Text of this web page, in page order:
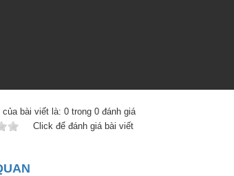
của bài viết là: 0 trong 0 đánh giá
Click để đánh giá bài viết